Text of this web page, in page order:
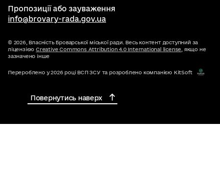
Пропозиції або зауваження
info@brovary-rada.gov.ua
© 2026, Власність Броварської міської ради. Весь контент доступний за
ліцензією Creative Commons Attribution 4.0 International license , якщо не
зазначено інше
Перероблено у 2026 році ВСП ЗСУ та розроблено компанією KitSoft
Повернутись наверх